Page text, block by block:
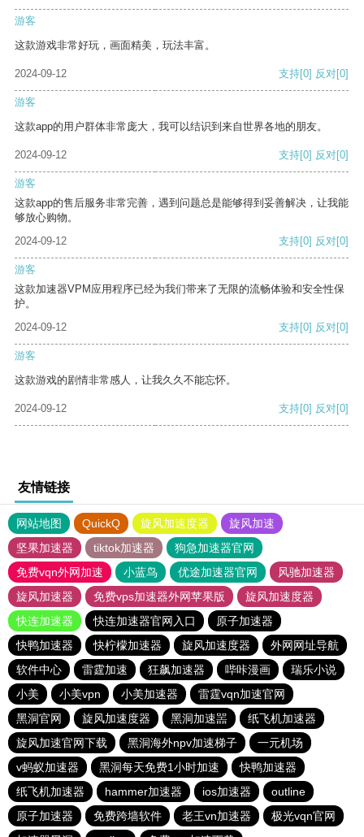
游客
这款游戏非常好玩，画面精美，玩法丰富。
2024-09-12 支持[0] 反对[0]
游客
这款app的用户群体非常庞大，我可以结识到来自世界各地的朋友。
2024-09-12 支持[0] 反对[0]
游客
这款app的售后服务非常完善，遇到问题总是能够得到妥善解决，让我能
够放心购物。
2024-09-12
支持[0] 反对[0]
游客
这款加速器VPM应用程序已经为我们带来了无限的流畅体验和安全性保
护。
2024-09-12
支持[0] 反对[0]
游客
这款游戏的剧情非常感人，让我久久不能忘怀。
2024-09-12 支持[0] 反对[0]
友情链接
网站地图 QuickQ 旋风加速度器
旋风加速
坚果加速器
tiktok加速器
狗急加速器官网
免费vqn外网加速
小蓝鸟 优途加速器官网
风驰加速器
旋风加速器
免费vps加速器外网苹果版
旋风加速度器
快连加速器
快连加速器官网入口
原子加速器
快鸭加速器
快柠檬加速器 旋风加速度器
外网网址导航
软件中心
雷霆加速 狂飙加速器 哔咔漫画
瑞乐小说
小美
小美vpn 小美加速器
雷霆vqn加速官网
黑洞官网
旋风加速度器 黑洞加速噐
纸飞机加速器
旋风加速官网下载
黑洞海外npv加速梯子
一元机场
v蚂蚁加速器
黑洞每天免费1小时加速
快鸭加速器
纸飞机加速器
hammer加速器 ios加速器
outline
原子加速器
免费跨墙软件 老王vn加速器
极光vqn官网